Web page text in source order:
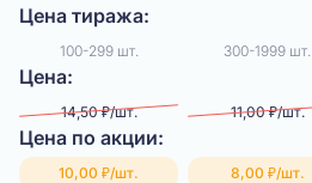
Цена тиража:
100-299 шт. 300-1999 шт.
Цена:
14,50 ₽/шт. 11,00 ₽/шт.
Цена по акции:
10,00 ₽/шт. 8,00 ₽/шт.